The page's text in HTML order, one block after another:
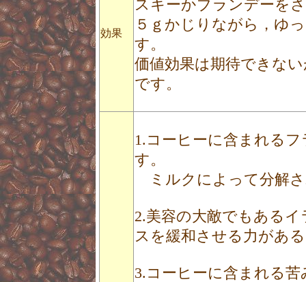
効果
スキーかブランデーを
５ｇかじりながら，ゆ
す。
価値効果は期待できな
です。
1.コーヒーに含まれる
す。
ミルクによって分解
2.美容の大敵でもある
スを緩和させる力があ
3.コーヒーに含まれる